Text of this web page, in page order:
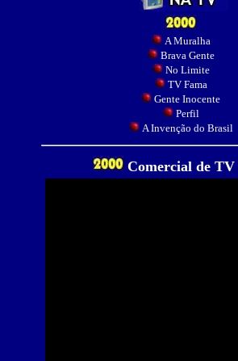
A Muralha
Brava Gente
No Limite
TV Fama
Gente Inocente
Perfil
A Invenção do Brasil
Comercial de TV